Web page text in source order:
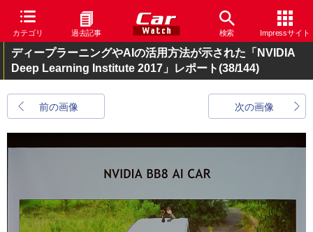
カテゴリ 過去記事 検索 Impressサイト
ディープラーニングやAIの活用方法が示された「NVIDIA
Deep Learning Institute 2017」レポート(38/144)
前の画像 次の画像